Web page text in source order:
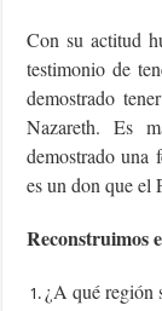
Con su actitud
testimonio de
demostrado
Nazareth. Es
demostrado una
es un don que el
Reconstruimos
¿A qué región